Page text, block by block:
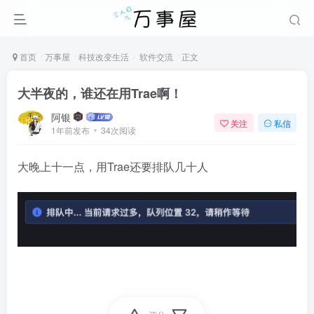
首页 万事屋 科技改变生活 软件交流 正文
大半夜的，谁还在用Trae啊！
阿银
1年前发布 34次阅读
关注 私信
大晚上十一点，用Trae还要排队几十人